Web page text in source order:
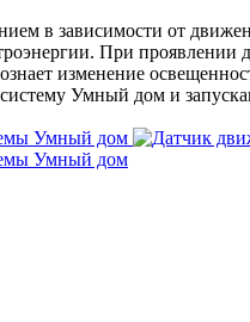
в зависимости от
При проявлении
изменение
Умный дом и